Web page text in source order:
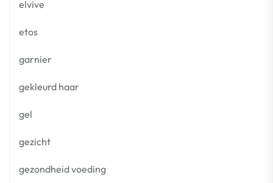
elvive
etos
garnier
gekleurd haar
gel
gezicht
gezondheid voeding